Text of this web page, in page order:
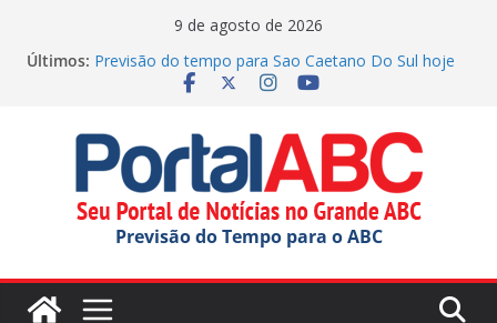
9 de agosto de 2026
Últimos: Previsão do tempo para Sao Caetano Do Sul hoje
(09/08/2026)
Previsão do tempo para Rio Grande Da Serra hoje
(09/08/2026)
Previsão do tempo para Ribeirao Pires hoje
(09/08/2026)
Previsão do tempo para Maua hoje (09/08/2026)
Previsão do Tempo para o ABC